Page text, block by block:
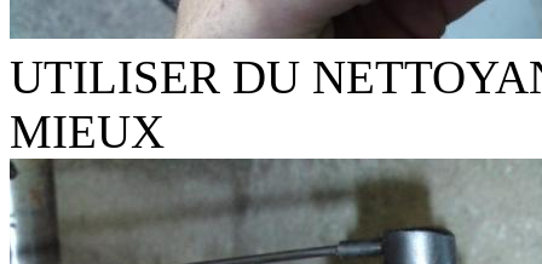
UTILISER DU
MIEUX